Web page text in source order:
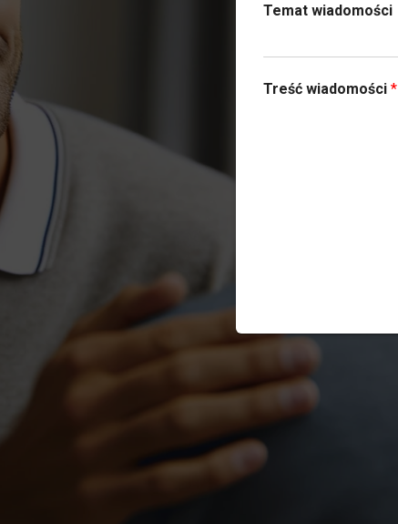
Temat wiadomości
Treść wiadomości *